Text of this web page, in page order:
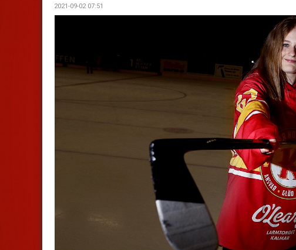
2021-09-02 07:51